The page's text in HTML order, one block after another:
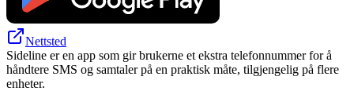
Nettsted
Sideline er en app som gir brukerne et ekstra telefonnummer for å
håndtere SMS og samtaler på en praktisk måte, tilgjengelig på flere
enheter.